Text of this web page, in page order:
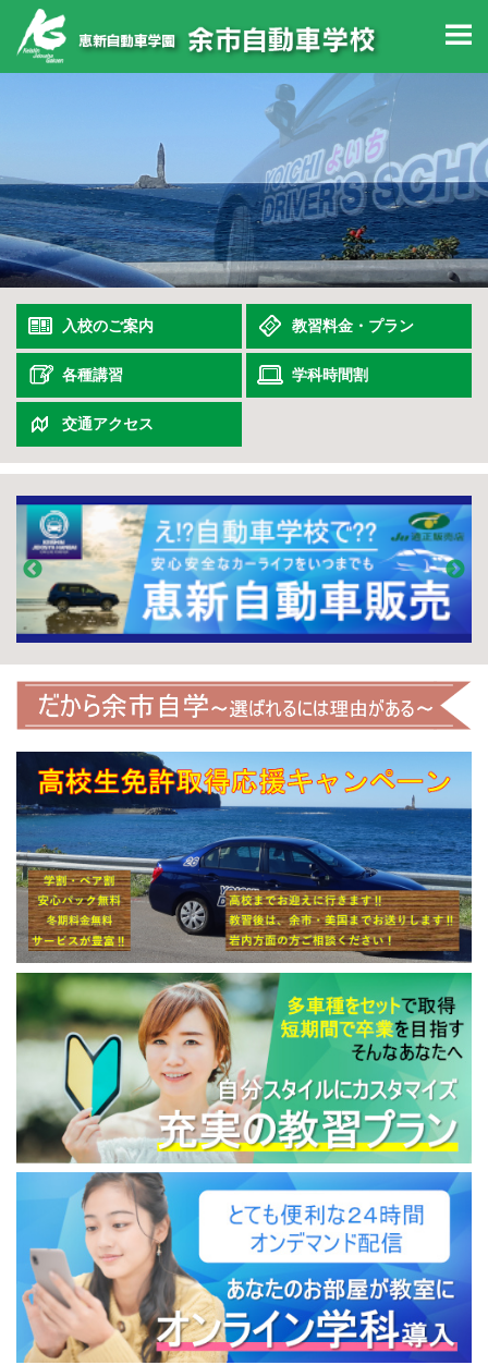
入校のご案内 教習料金・ プラン
各種講習 学科時間割
交通アクセス